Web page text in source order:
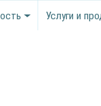
Услуги и